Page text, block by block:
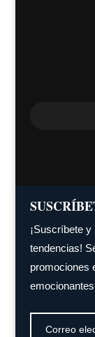
¡Suscríbete
tendencias!
promociones